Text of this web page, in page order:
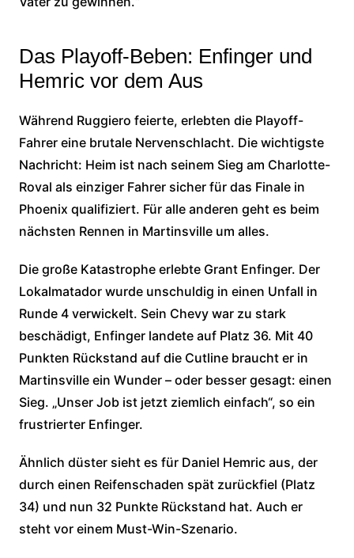
Das Playoff-Beben: Enfinger und
Hemric vor dem Aus
Während Ruggiero feierte, erlebten die Playoff-
Fahrer eine brutale Nervenschlacht. Die wichtigste
Nachricht: Heim ist nach seinem Sieg am Charlotte-
Roval als einziger Fahrer sicher für das Finale in
Phoenix qualifiziert. Für alle anderen geht es beim
nächsten Rennen in Martinsville um alles.
Die große Katastrophe erlebte Grant Enfinger. Der
Lokalmatador wurde unschuldig in einen Unfall in
Runde 4 verwickelt. Sein Chevy war zu stark
beschädigt, Enfinger landete auf Platz 36. Mit 40
Punkten Rückstand auf die Cutline braucht er in
Martinsville ein Wunder – oder besser gesagt: einen
Sieg. „Unser Job ist jetzt ziemlich einfach“, so ein
frustrierter Enfinger.
Ähnlich düster sieht es für Daniel Hemric aus, der
durch einen Reifenschaden spät zurückfiel (Platz
34) und nun 32 Punkte Rückstand hat. Auch er
steht vor einem Must-Win-Szenario.